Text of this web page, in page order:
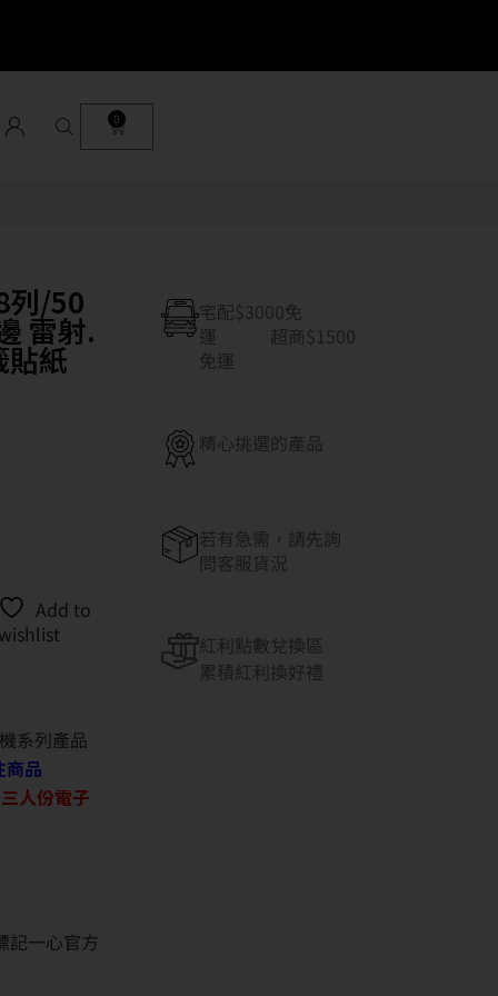
0
列/50
雷射.
貼紙
Add to
wishlist
系列產品
商品
人份電子
記一心官方
宅配$3000免
運 超商$1500
免運
精心挑選的產品
若有急需，請先詢
問客服貨況
紅利點數兌換區
累積紅利換好禮